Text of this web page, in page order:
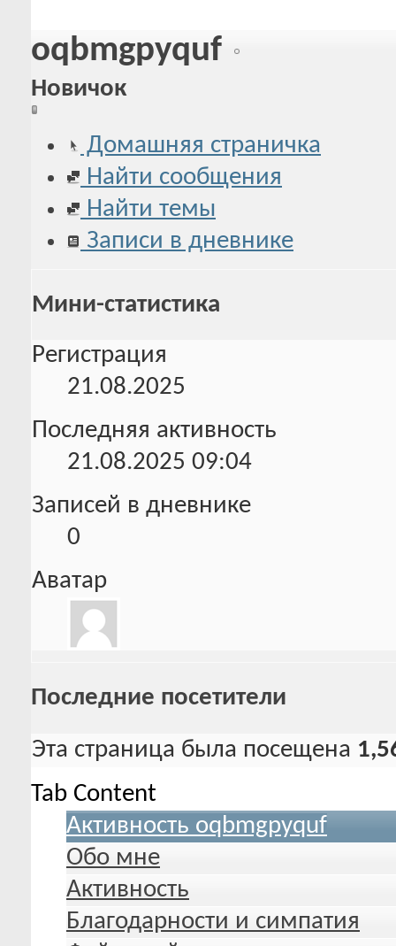
oqbmgpyquf
Новичок
Домашняя страничка
Найти сообщения
Найти темы
Записи в дневнике
Мини-статистика
Регистрация
21.08.2025
Последняя активность
21.08.2025 09:04
Записей в дневнике
0
Аватар
Последние посетители
Эта страница была посещена
Tab Content
Активность oqbmgpyquf
Обо мне
Активность
Благодарности и симпатия